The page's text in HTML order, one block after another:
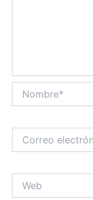
electrónico*